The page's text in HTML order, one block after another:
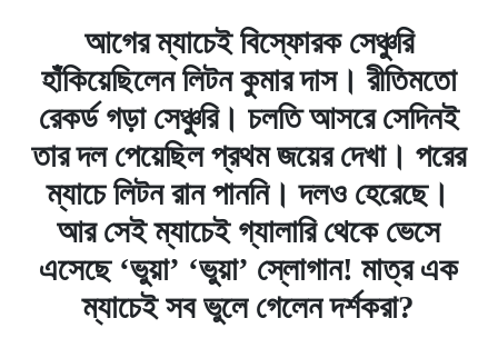
আগের ম্যাচেই বিস্ফোরক সেঞ্চুরি
হাঁকিয়েছিলেন লিটন কুমার দাস। রীতিমতো
রেকর্ড গড়া সেঞ্চুরি। চলতি আসরে সেদিনই
তার দল পেয়েছিল প্রথম জয়ের দেখা। পরের
ম্যাচে লিটন রান পাননি। দলও হেরেছে।
আর সেই ম্যাচেই গ্যালারি থেকে ভেসে
এসেছে ‘ভুয়া’ ‘ভুয়া’ স্লোগান! মাত্র এক
ম্যাচেই সব ভুলে গেলেন দর্শকরা?